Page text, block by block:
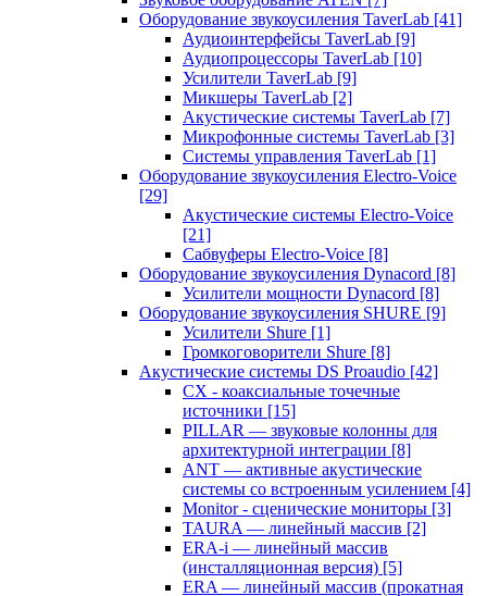
Оборудование звукоусиления TaverLab [41]
Аудиоинтерфейсы TaverLab [9]
Аудиопроцессоры TaverLab [10]
Усилители TaverLab [9]
Микшеры TaverLab [2]
Акустические системы TaverLab [7]
Микрофонные системы TaverLab [3]
Системы управления TaverLab [1]
Оборудование звукоусиления Electro-Voice
[29]
Акустические системы Electro-Voice
[21]
Сабвуферы Electro-Voice [8]
Оборудование звукоусиления Dynacord [8]
Усилители мощности Dynacord [8]
Оборудование звукоусиления SHURE [9]
Усилители Shure [1]
Громкоговорители Shure [8]
Акустические системы DS Proaudio [42]
CX - коаксиальные точечные
источники [15]
PILLAR — звуковые колонны для
архитектурной интеграции [8]
ANT — активные акустические
системы со встроенным усилением [4]
Monitor - сценические мониторы [3]
TAURA — линейный массив [2]
ERA-i — линейный массив
(инсталляционная версия) [5]
ERA — линейный массив (прокатная